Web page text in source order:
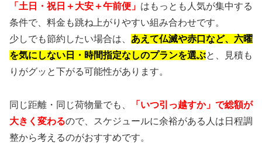
「土日・祝日＋大安＋午前便」 はもっとも人気が集中する
条件で、料金も跳ね上がりやすい組み合わせです。
少しでも節約したい場合は、 あえて仏滅や赤口など、六曜
を気にしない日・時間指定なしのプランを選ぶと、見積も
りがグッと下がる可能性があります。
同じ距離・同じ荷物量でも、
「いつ引っ越すか」で総額が
大きく変わるので、スケジュールに余裕がある人は日程調
整から考えるのがおすすめです。